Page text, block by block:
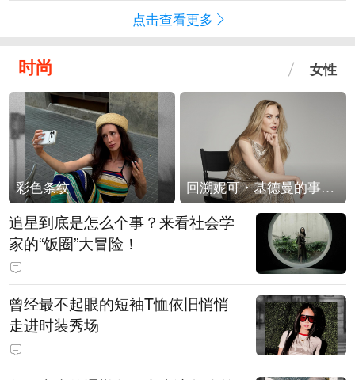
点击查看更多
时尚 女性
彩色条纹 回溯妮可・基德曼的事业轨迹
追星到底是怎么个事？来看社会学
家的“饭圈”大冒险！
曾经最不起眼的短袖T恤依旧悄悄
走进时装秀场